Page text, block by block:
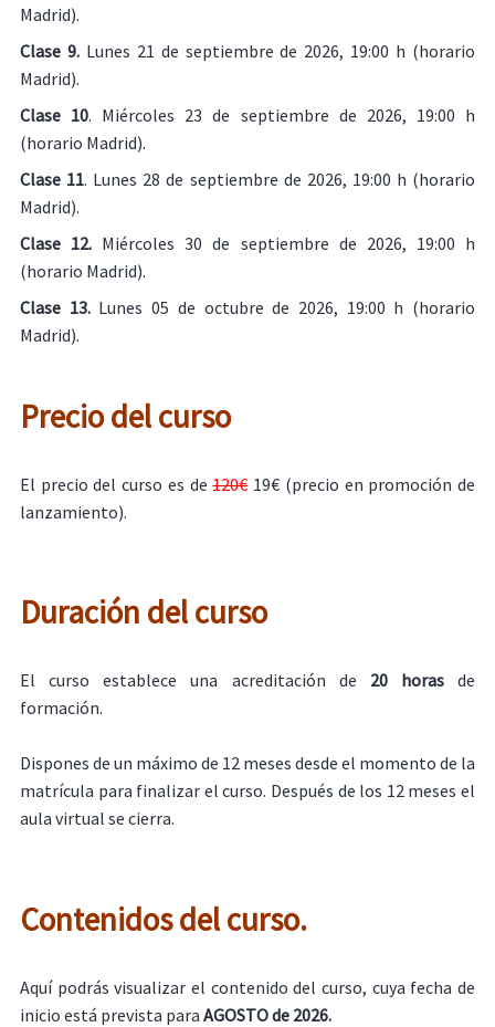
Madrid).
Clase 9.Lunes 21 de septiembre de 2026, 19:00 h (horario
Madrid).
Clase 10. Miércoles 23 de septiembre de 2026, 19:00 h
(horario Madrid).
Clase 11. Lunes 28 de septiembre de 2026, 19:00 h (horario
Madrid).
Clase 12. Miércoles 30 de septiembre de 2026, 19:00 h
(horario Madrid).
Clase 13.Lunes 05 de octubre de 2026, 19:00 h (horario
Madrid).
Precio del curso
El precio del curso es de120€19€ (precio en promoción de
lanzamiento).
Duración del curso
El curso establece una acreditación de 20 horasde
formación.
Dispones de un máximo de 12 meses desde el momento de la
matrícula para finalizar el curso. Después de los 12 meses el
aula virtual se cierra.
Contenidos del curso.
Aquí podrás visualizar el contenido del curso, cuya fecha de
inicio está prevista para AGOSTO de 2026.